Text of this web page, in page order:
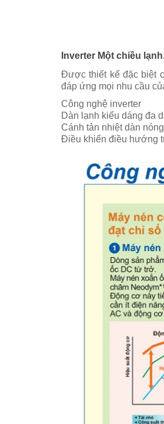
Inverter Một chiều
Được thiết kế đặc biệt
đáp ứng mọi nhu cầu
Công nghệ inverter
Dàn lạnh kiểu dáng đa
Cánh tản nhiệt dàn
Điều khiển điều hướng